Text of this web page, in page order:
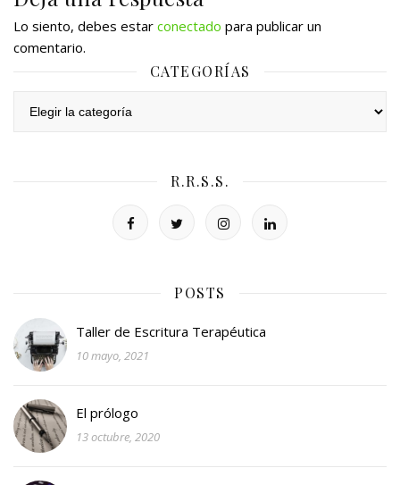
Lo siento, debes estar conectado para publicar un
comentario.
CATEGORÍAS
R.R.S.S.
POSTS
Taller de Escritura Terapéutica
10 mayo, 2021
El prólogo
13 octubre, 2020